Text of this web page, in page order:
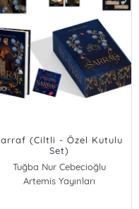
(Ciltli - Özel Kutulu
Set)
Tuğba Nur Cebecioğlu
Artemis Yayınları